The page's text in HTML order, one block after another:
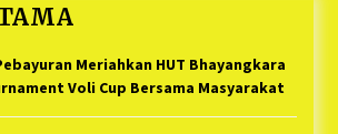
Meriahkan HUT Bhayangkara
Voli Cup Bersama Masyarakat